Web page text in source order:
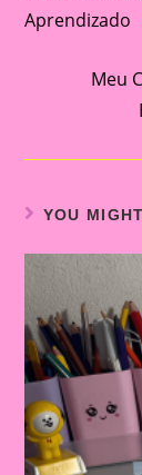
articles
Aprendizado
Meu
YOU